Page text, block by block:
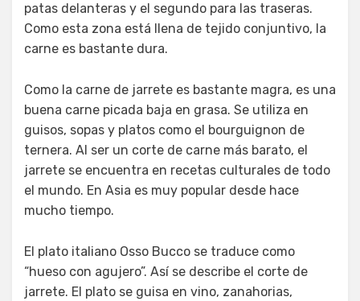
patas delanteras y el segundo para las traseras.
Como esta zona está llena de tejido conjuntivo, la
carne es bastante dura.
Como la carne de jarrete es bastante magra, es una
buena carne picada baja en grasa. Se utiliza en
guisos, sopas y platos como el bourguignon de
ternera. Al ser un corte de carne más barato, el
jarrete se encuentra en recetas culturales de todo
el mundo. En Asia es muy popular desde hace
mucho tiempo.
El plato italiano Osso Bucco se traduce como
“hueso con agujero”. Así se describe el corte de
jarrete. El plato se guisa en vino, zanahorias,